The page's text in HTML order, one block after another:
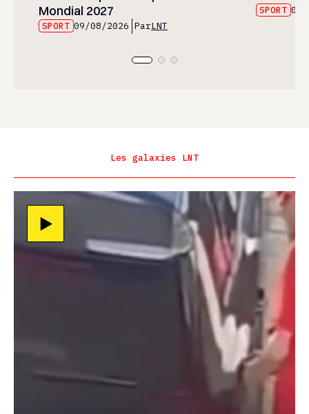
Mondial 2027
SPORT 09/08/2026 ParLNT
SPORT 09/
Les galaxies LNT